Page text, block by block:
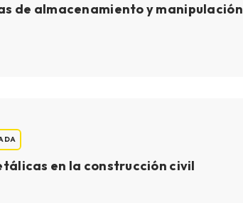
de almacenamiento y manipulación
en la construcción civil